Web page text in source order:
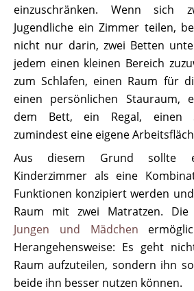
einzuschränken. Wenn sich
Jugendliche ein Zimmer teilen,
nicht nur darin, zwei Betten
jedem einen kleinen Bereich
zum Schlafen, einen Raum für
einen persönlichen Stauraum,
dem Bett, ein Regal, einen
zumindest eine eigene
Aus diesem Grund sollte
Kinderzimmer als eine
Funktionen konzipiert werden
Raum mit zwei Matratzen. Die
Jungen und Mädchen
Herangehensweise: Es geht
Raum aufzuteilen, sondern ihn
beide ihn besser nutzen können.